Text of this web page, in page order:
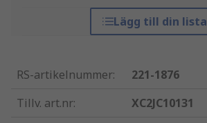
Lägg till din lista
RS-artikelnummer:
221-1876
Tillv. art.nr:
XC2JC10131